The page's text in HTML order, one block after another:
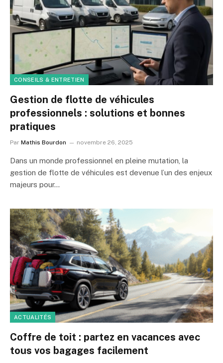
CONSEILS & ENTRETIEN
Gestion de flotte de véhicules
professionnels : solutions et bonnes
pratiques
Par Mathis Bourdon novembre 26, 2025
Dans un monde professionnel en pleine mutation, la
gestion de flotte de véhicules est devenue l’un des enjeux
majeurs pour…
ACTUALITÉS
Coffre de toit : partez en vacances avec
tous vos bagages facilement